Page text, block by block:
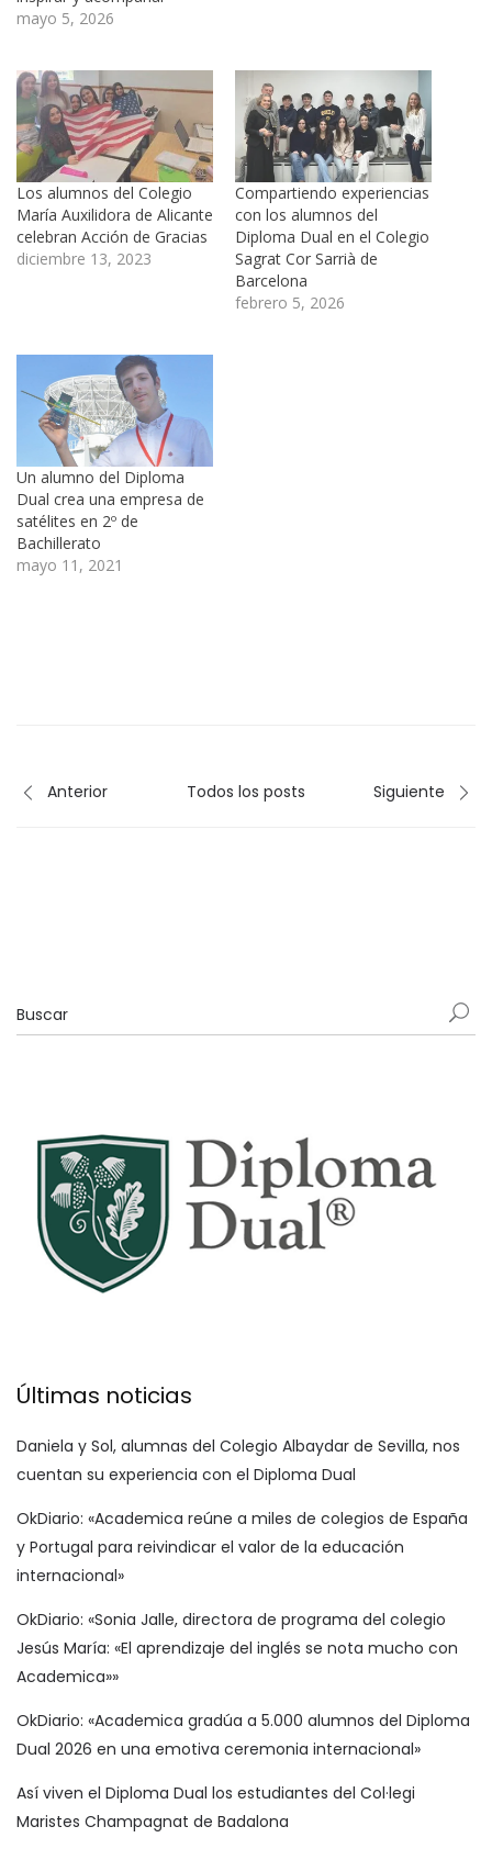
mayo 5, 2026
Los alumnos del Colegio
María Auxilidora de Alicante
celebran Acción de Gracias
diciembre 13, 2023
Compartiendo experiencias
con los alumnos del
Diploma Dual en el Colegio
Sagrat Cor Sarrià de
Barcelona
febrero 5, 2026
Un alumno del Diploma
Dual crea una empresa de
satélites en 2º de
Bachillerato
mayo 11, 2021
Anterior Todos los posts Siguiente
Últimas noticias
Daniela y Sol, alumnas del Colegio Albaydar de Sevilla, nos
cuentan su experiencia con el Diploma Dual
OkDiario: «Academica reúne a miles de colegios de España
y Portugal para reivindicar el valor de la educación
internacional»
OkDiario: «Sonia Jalle, directora de programa del colegio
Jesús María: «El aprendizaje del inglés se nota mucho con
Academica»»
OkDiario: «Academica gradúa a 5.000 alumnos del Diploma
Dual 2026 en una emotiva ceremonia internacional»
Así viven el Diploma Dual los estudiantes del Col·legi
Maristes Champagnat de Badalona